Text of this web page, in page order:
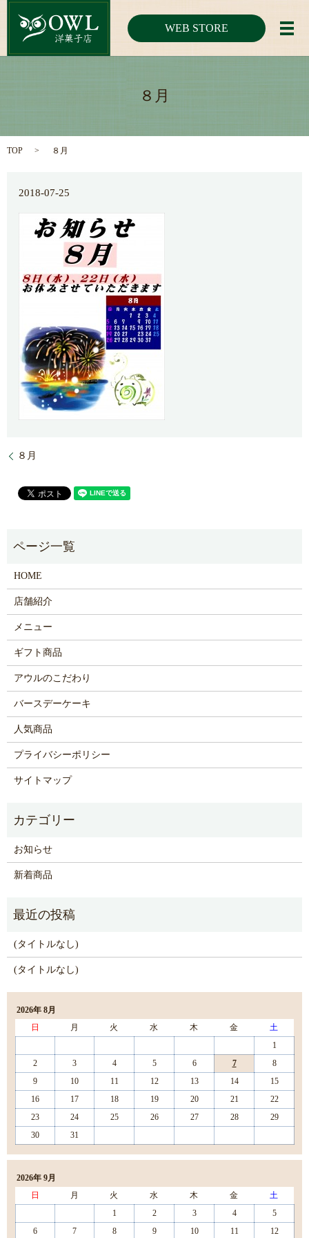
WEB STORE メ
８月
TOP ８月
2018-07-25
８月
HOME
店舗紹介
メニュー
ギフト商品
アウルのこだわり
バースデーケーキ
人気商品
プライバシーポリシー
サイトマップ
お知らせ
新着商品
(タイトルなし)
(タイトルなし)
2026年 8月
日
月 火 水 木 金
土
1
2
3 4 5 6 7
8
9
10 11 12 13 14
15
16
17 18 19 20 21
22
23
24 25 26 27 28
29
30
31
2026年 9月
日
月 火 水 木 金
土
1
2 3 4
5
6
7 8 9 10 11 12